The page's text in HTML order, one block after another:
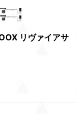
リヴァイアサ